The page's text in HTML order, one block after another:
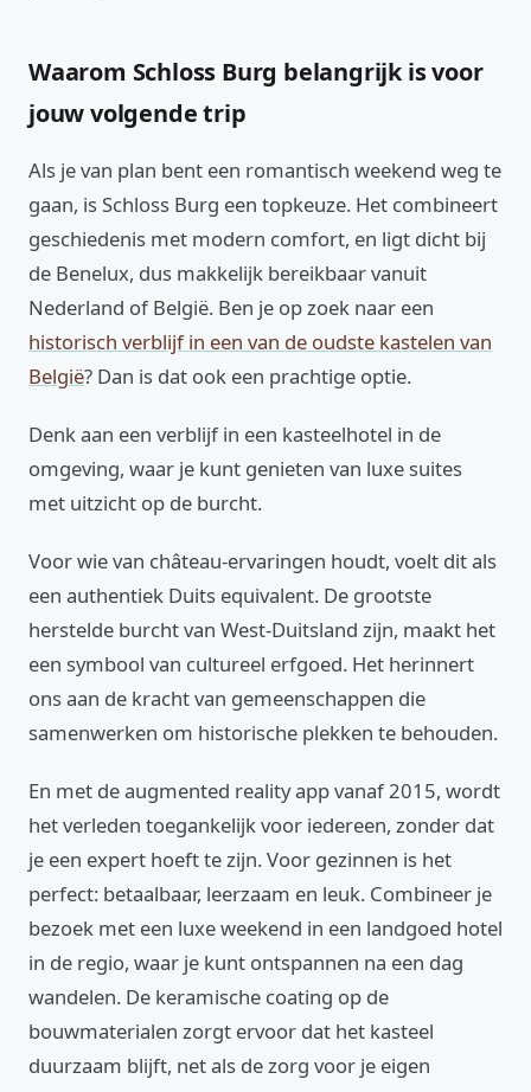
Waarom Schloss Burg belangrijk is voor
jouw volgende trip
Als je van plan bent een romantisch weekend weg te
gaan, is Schloss Burg een topkeuze. Het combineert
geschiedenis met modern comfort, en ligt dicht bij
de Benelux, dus makkelijk bereikbaar vanuit
Nederland of België. Ben je op zoek naar een
historisch verblijf in een van de oudste kastelen van
België? Dan is dat ook een prachtige optie.
Denk aan een verblijf in een kasteelhotel in de
omgeving, waar je kunt genieten van luxe suites
met uitzicht op de burcht.
Voor wie van château-ervaringen houdt, voelt dit als
een authentiek Duits equivalent. De grootste
herstelde burcht van West-Duitsland zijn, maakt het
een symbool van cultureel erfgoed. Het herinnert
ons aan de kracht van gemeenschappen die
samenwerken om historische plekken te behouden.
En met de augmented reality app vanaf 2015, wordt
het verleden toegankelijk voor iedereen, zonder dat
je een expert hoeft te zijn. Voor gezinnen is het
perfect: betaalbaar, leerzaam en leuk. Combineer je
bezoek met een luxe weekend in een landgoed hotel
in de regio, waar je kunt ontspannen na een dag
wandelen. De keramische coating op de
bouwmaterialen zorgt ervoor dat het kasteel
duurzaam blijft, net als de zorg voor je eigen